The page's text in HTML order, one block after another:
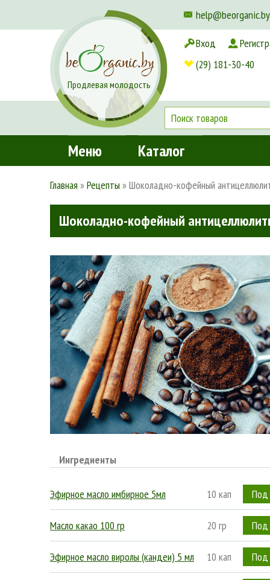
help@beorganic.by
Доставка и оплата
Продлевая молодость
Вход
(29) 181-30-40
Меню Каталог
Главная »Рецепты »Шоколадно-кофейный
Шоколадно-кофейный
Ингредиенты
Эфирное масло имбирное 5мл 10 кап
Масло какао 100 гр 20 гр
Эфирное масло виролы (кандеи) 5 мл 10 кап